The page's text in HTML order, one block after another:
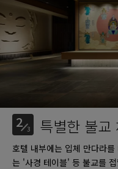
2 3 특별한 불교
호텔 내부에는 입체 만다라
는 '사경 테이블' 등 불교를